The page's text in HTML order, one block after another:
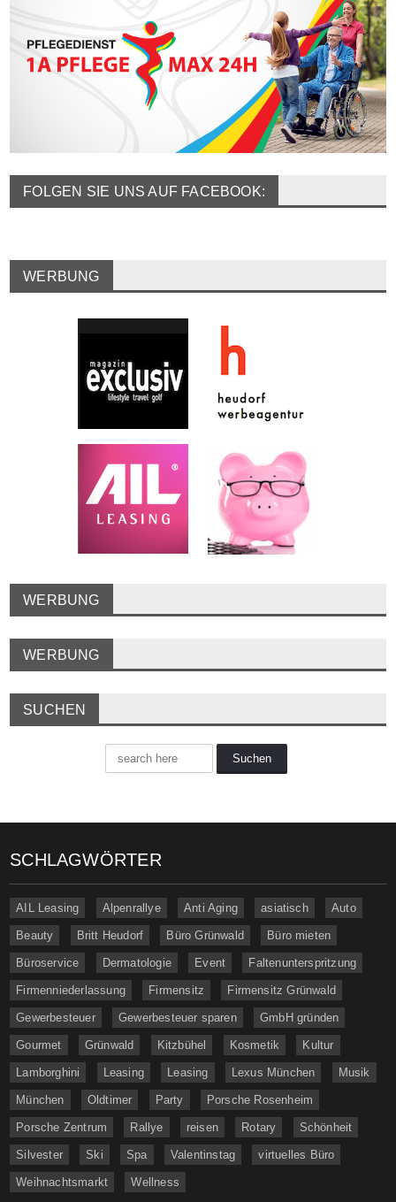
FOLGEN SIE UNS AUF FACEBOOK:
WERBUNG
WERBUNG
WERBUNG
SUCHEN
SCHLAGWÖRTER
AIL Leasing Alpenrallye Anti Aging asiatisch Auto
Beauty Britt Heudorf Büro Grünwald Büro mieten
Büroservice Dermatologie Event Faltenunterspritzung
Firmenniederlassung Firmensitz Firmensitz Grünwald
Gewerbesteuer Gewerbesteuer sparen GmbH gründen
Gourmet Grünwald Kitzbühel Kosmetik Kultur
Lamborghini Leasing Leasing Lexus München Musik
München Oldtimer Party Porsche Rosenheim
Porsche Zentrum Rallye reisen Rotary Schönheit
Silvester Ski Spa Valentinstag virtuelles Büro
Weihnachtsmarkt Wellness